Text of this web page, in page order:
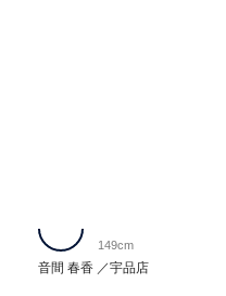
音間 春香 宇品店
149cm